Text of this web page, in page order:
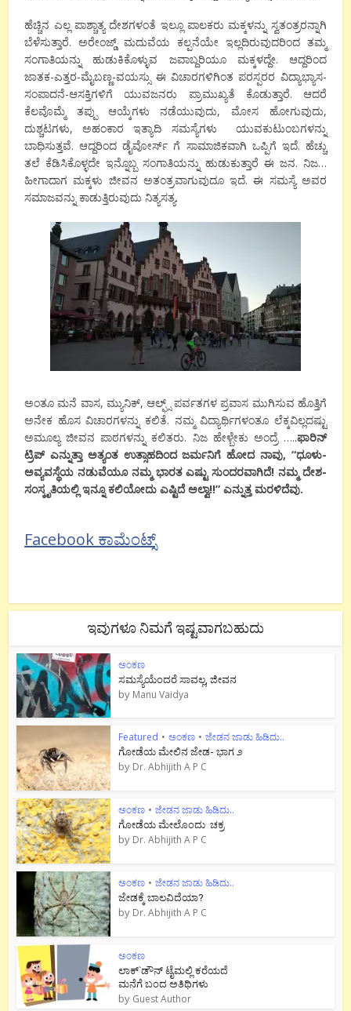
ಹೆಚ್ಚಿನ ಎಲ್ಲ ಪಾಶ್ಚಾತ್ಯ ದೇಶಗಳಂತೆ ಇಲ್ಲೂ ಪಾಲಕರು ಮಕ್ಕಳನ್ನು ಸ್ವತಂತ್ರರನ್ನಾಗಿ
ಬೆಳೆಸುತ್ತಾರೆ. ಅರೇಂಜ್ಡ್ ಮದುವೆಯ ಕಲ್ಪನೆಯೇ ಇಲ್ಲದಿರುವುದರಿಂದ ತಮ್ಮ
ಸಂಗಾತಿಯನ್ನು ಹುಡುಕಿಕೊಳ್ಳುವ ಜವಾಬ್ದರಿಯೂ ಮಕ್ಕಳದ್ದೇ. ಆದ್ದರಿಂದ
ಜಾತಕ-ಎತ್ತರ-ಮೈಬಣ್ಣ-ವಯಸ್ಸು ಈ ವಿಚಾರಗಳಿಗಿಂತ ಪರಸ್ಪರರ ವಿದ್ಯಾಭ್ಯಾಸ-
ಸಂಪಾದನೆ-ಆಸಕ್ತಿಗಳಿಗೆ ಯುವಜನರು ಪ್ರಾಮುಖ್ಯತೆ ಕೊಡುತ್ತಾರೆ. ಆದರೆ
ಕೆಲವೊಮ್ಮೆ ತಪ್ಪು ಆಯ್ಕೆಗಳು ನಡೆಯುವುದು, ಮೋಸ ಹೋಗುವುದು,
ದುಶ್ಚಟಗಳು, ಅಹಂಕಾರ ಇತ್ಯಾದಿ ಸಮಸ್ಯೆಗಳು ಯುವಕುಟುಂಬಗಳನ್ನು
ಬಾಧಿಸುತ್ತವೆ. ಆದ್ದರಿಂದ ಡೈವೋರ್ಸ್ ಗೆ ಸಾಮಾಜಿಕವಾಗಿ ಒಪ್ಪಿಗೆ ಇದೆ. ಹೆಚ್ಚು
ತಲೆ ಕೆಡಿಸಿಕೊಳ್ಳದೇ ಇನ್ನೊಬ್ಬ ಸಂಗಾತಿಯನ್ನು ಹುಡುಕುತ್ತಾರೆ ಈ ಜನ. ನಿಜ…
ಹೀಗಾದಾಗ ಮಕ್ಕಳು ಜೀವನ ಅತಂತ್ರವಾಗುವುದೂ ಇದೆ. ಈ ಸಮಸ್ಯೆ ಅವರ
ಸಮಾಜವನ್ನು ಕಾಡುತ್ತಿರುವುದು ನಿತ್ಯಸತ್ಯ.
ಅಂತೂ ಮನೆ ವಾಸ, ಮ್ಯುನಿಕ್, ಆಲ್ಫ್ಸ್ ಪರ್ವತಗಳ ಪ್ರವಾಸ ಮುಗಿಸುವ ಹೊತ್ತಿಗೆ
ಅನೇಕ ಹೊಸ ವಿಚಾರಗಳನ್ನು ಕಲಿತೆ. ನಮ್ಮ ವಿದ್ಯಾರ್ಥಿಗಳಂತೂ ಲೆಕ್ಕವಿಲ್ಲದಷ್ಟು
ಅಮೂಲ್ಯ ಜೀವನ ಪಾಠಗಳನ್ನು ಕಲಿತರು. ನಿಜ ಹೇಳ್ಬೇಕು ಅಂದ್ರೆ …..ಫಾರಿನ್
ಟ್ರಿಪ್ ಎನ್ನುತ್ತಾ ಅತ್ಯಂತ ಉತ್ಸಾಹದಿಂದ ಜರ್ಮನಿಗೆ ಹೋದ ನಾವು, “ಧೂಳು-
ಅವ್ಯವಸ್ಥೆಯ ನಡುವೆಯೂ ನಮ್ಮ ಭಾರತ ಎಷ್ಟು ಸುಂದರವಾಗಿದೆ! ನಮ್ಮ ದೇಶ-
ಸಂಸ್ಕೃತಿಯಲ್ಲಿ ಇನ್ನೂ ಕಲಿಯೋದು ಎಷ್ಟಿದೆ ಅಲ್ವಾ!!” ಎನ್ನುತ್ತ ಮರಳಿದೆವು.
Facebook ಕಾಮೆಂಟ್ಸ್
ಇವುಗಳೂ ನಿಮಗೆ ಇಷ್ಟವಾಗಬಹುದು
ಅಂಕಣ
ಸಮಸ್ಯೆಯೆಂದರೆ ಸಾವಲ್ಲ, ಜೀವನ
by Manu Vaidya
Featured • ಅಂಕಣ • ಜೇಡನ ಜಾಡು ಹಿಡಿದು..
ಗೋಡೆಯ ಮೇಲಿನ ಜೇಡ- ಭಾಗ ೨
by Dr. Abhijith A P C
ಅಂಕಣ • ಜೇಡನ ಜಾಡು ಹಿಡಿದು..
ಗೋಡೆಯ ಮೇಲೊಂದು ಚಕ್ರ
by Dr. Abhijith A P C
ಅಂಕಣ • ಜೇಡನ ಜಾಡು ಹಿಡಿದು..
ಜೇಡಕ್ಕೆ ಬಾಲವಿದೆಯಾ?
by Dr. Abhijith A P C
ಅಂಕಣ
ಲಾಕ್`ಡೌನ್ ಟೈಮಲ್ಲಿ ಕರೆಯದೆ
ಮನೆಗೆ ಬಂದ ಅತಿಥಿಗಳು
by Guest Author